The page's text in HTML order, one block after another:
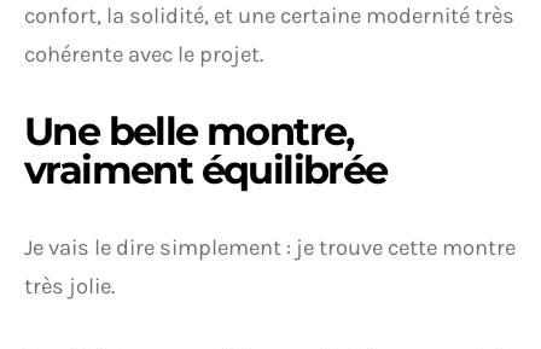
confort, la solidité, et une certaine modernité très
cohérente avec le projet.
Une belle montre,
vraiment équilibrée
Je vais le dire simplement : je trouve cette montre
très jolie.